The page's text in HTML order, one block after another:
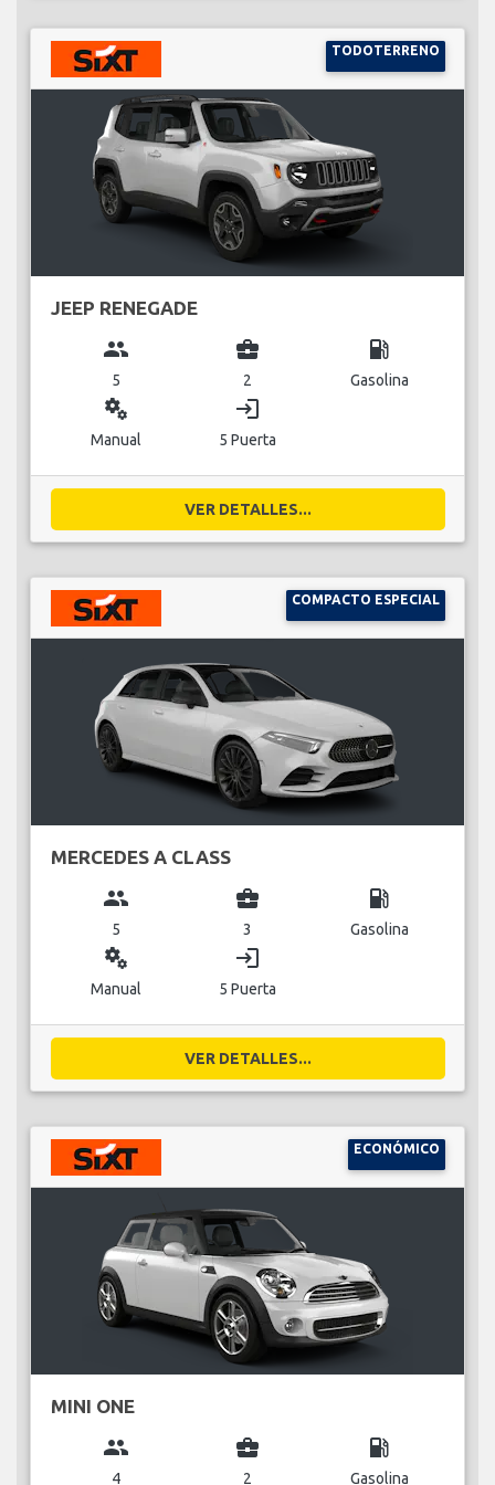
TODOTERRENO
JEEP RENEGADE
group
5
business_center
2
local_gas_station
Gasolina
miscellaneous_services
Manual
login
5 Puerta
VER DETALLES...
COMPACTO ESPECIAL
MERCEDES A CLASS
group
5
business_center
3
local_gas_station
Gasolina
miscellaneous_services
Manual
login
5 Puerta
VER DETALLES...
ECONÓMICO
MINI ONE
group
4
business_center
2
local_gas_station
Gasolina